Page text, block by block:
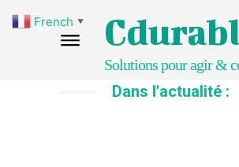
Solutions pour agir &
Dans l'actualité :
French ▼